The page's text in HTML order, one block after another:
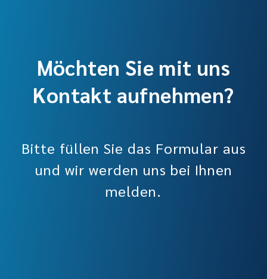
Möchten Sie mit uns
Kontakt aufnehmen?
Bitte füllen Sie das Formular aus
und wir werden uns bei Ihnen
melden.